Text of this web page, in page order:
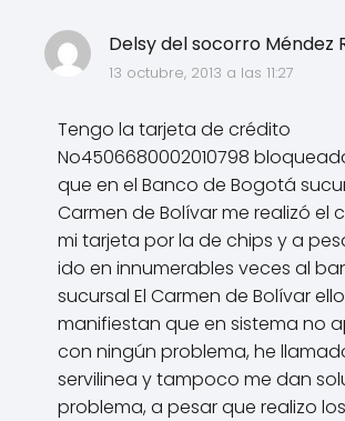
Delsy del socorro Méndez
13 octubre, 2013 a las 11:27
Tengo la tarjeta de crédito
No4506680002010798
que en el Banco de Bogotá
Carmen de Bolívar me realizó el
mi tarjeta por la de chips y a
ido en innumerables veces al
sucursal El Carmen de Bolívar
manifiestan que en sistema no
con ningún problema, he
servilinea y tampoco me dan
problema, a pesar que realizo